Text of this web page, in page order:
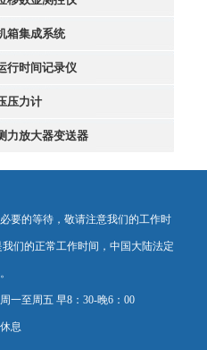
箱集成系统
行时间记录仪
压力计
力放大器变送器
要的等待，敬请注意我们的工作时
我们的正常工作时间，中国大陆法定
一至周五 早8：30-晚6：00
息